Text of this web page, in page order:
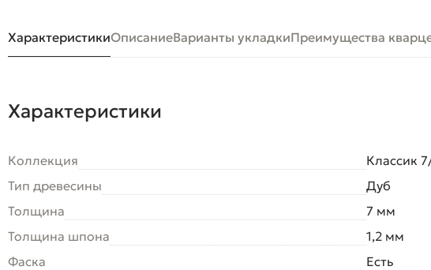
ХарактеристикиОписаниеВарианты укладкиПреимущества
Характеристики
Коллекция
Классик
Тип древесины
Дуб
Толщина
7 мм
Толщина шпона
1,2 мм
Фаска
Есть